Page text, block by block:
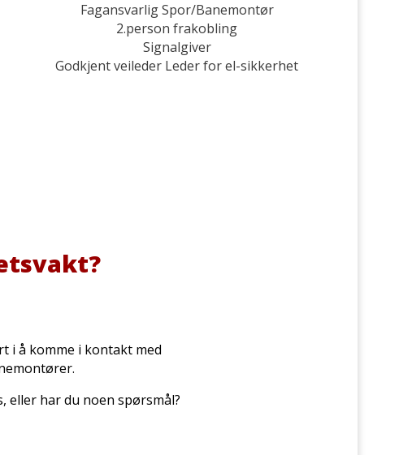
Fagansvarlig Spor/Banemontør
2.person frakobling
Signalgiver
Godkjent veileder Leder for el-sikkerhet
i å komme i kontakt med
eller har du noen spørsmål?